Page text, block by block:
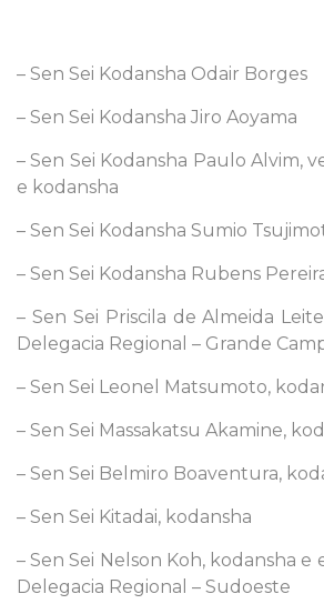
– Sen Sei Kodansha Odair Borges
– Sen Sei Kodansha Jiro Aoyama
– Sen Sei Kodansha Paulo Alvim,
e kodansha
– Sen Sei Kodansha Sumio
– Sen Sei Kodansha Rubens
– Sen Sei Priscila de Almeida
Delegacia Regional – Grande
– Sen Sei Leonel Matsumoto,
– Sen Sei Massakatsu Akamine,
– Sen Sei Belmiro Boaventura,
– Sen Sei Kitadai, kodansha
– Sen Sei Nelson Koh, kodansha e
Delegacia Regional – Sudoeste